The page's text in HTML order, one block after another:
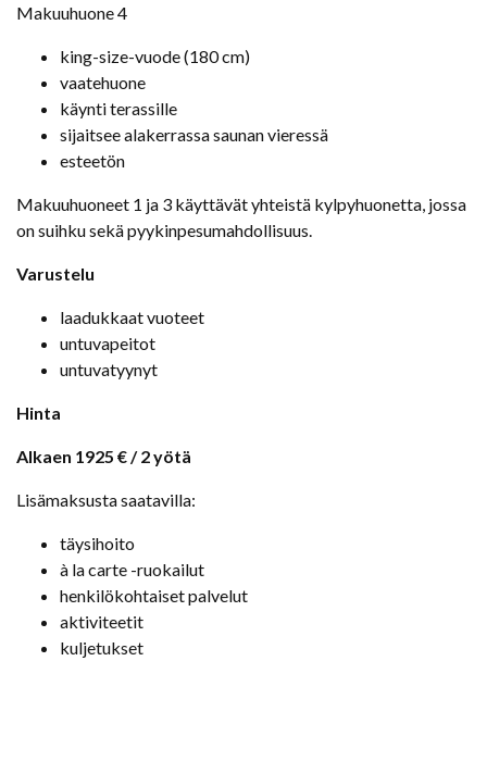
Makuuhuone 4
king-size-vuode (180 cm)
vaatehuone
käynti terassille
sijaitsee alakerrassa saunan vieressä
esteetön
Makuuhuoneet 1 ja 3 käyttävät yhteistä kylpyhuonetta, jossa
on suihku sekä pyykinpesumahdollisuus.
Varustelu
laadukkaat vuoteet
untuvapeitot
untuvatyynyt
Hinta
Alkaen 1925 € / 2 yötä
Lisämaksusta saatavilla:
täysihoito
à la carte -ruokailut
henkilökohtaiset palvelut
aktiviteetit
kuljetukset